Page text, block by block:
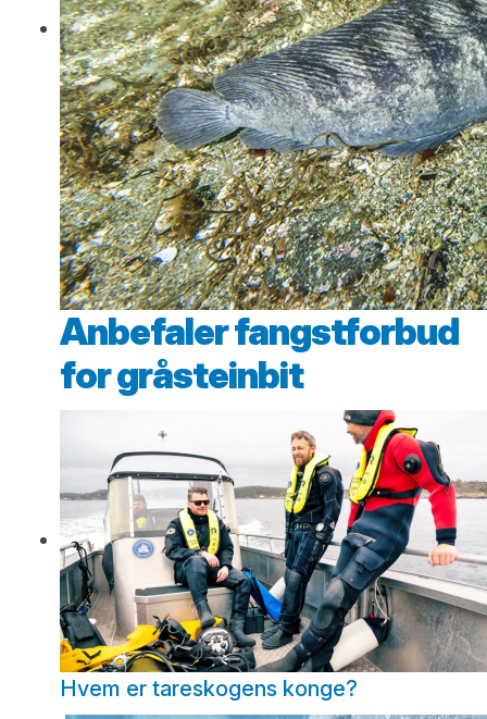
Anbefaler fangstforbud
for gråsteinbit
Hvem er tareskogens konge?